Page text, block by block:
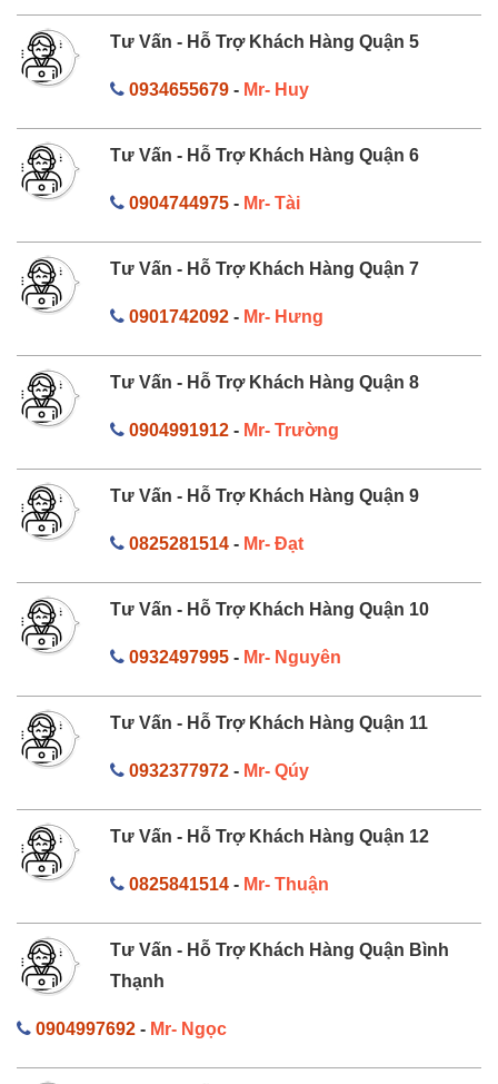
Tư Vấn - Hỗ Trợ Khách Hàng Quận 5
0934655679- Mr- Huy
Tư Vấn - Hỗ Trợ Khách Hàng Quận 6
0904744975- Mr- Tài
Tư Vấn - Hỗ Trợ Khách Hàng Quận 7
0901742092- Mr- Hưng
Tư Vấn - Hỗ Trợ Khách Hàng Quận 8
0904991912- Mr- Trường
Tư Vấn - Hỗ Trợ Khách Hàng Quận 9
0825281514- Mr- Đạt
Tư Vấn - Hỗ Trợ Khách Hàng Quận 10
0932497995- Mr- Nguyên
Tư Vấn - Hỗ Trợ Khách Hàng Quận 11
0932377972- Mr- Qúy
Tư Vấn - Hỗ Trợ Khách Hàng Quận 12
0825841514- Mr- Thuận
Tư Vấn - Hỗ Trợ Khách Hàng Quận Bình
Thạnh
0904997692 - Mr- Ngọc